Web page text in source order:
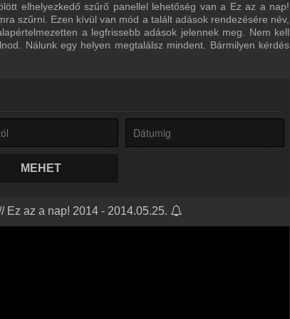
elhelyezkedő szűrő panellel lehetőség van a Ez az a nap!
szűrni. Ezen kívül van mód a talált adások rendezésére név,
a legfrissebb adások jelennek meg. Nem kell
Nálunk egy helyen megtalálsz mindent. Bármilyen kérdés
MEHET
Ez az a nap! 2014 - 2014.05.25.